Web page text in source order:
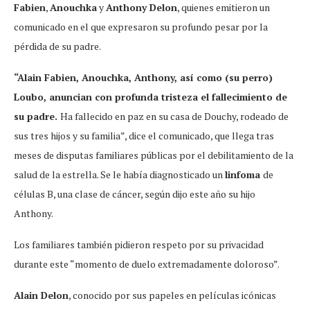
Fabien,AnouchkayAnthony Delon, quienes emitieron un
comunicado en el que expresaron su profundo pesar por la
pérdida de su padre.
“Alain Fabien, Anouchka, Anthony, así como (su perro)
Loubo, anuncian con profunda tristeza el fallecimiento de
su padre. Ha fallecido en paz en su casa de Douchy, rodeado de
sus tres hijos y su familia”, dice el comunicado, que llega tras
meses de disputas familiares públicas por el debilitamiento de la
salud de la estrella. Se le había diagnosticado unlinfoma de
células B, una clase de cáncer, según dijo este año su hijo
Anthony.
Los familiares también pidieron respeto por su privacidad
durante este “momento de duelo extremadamente doloroso”.
Alain Delon, conocido por sus papeles en películas icónicas